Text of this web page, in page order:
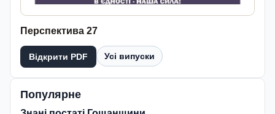
Перспектива 27
Відкрити PDF Усі випуски
Популярне